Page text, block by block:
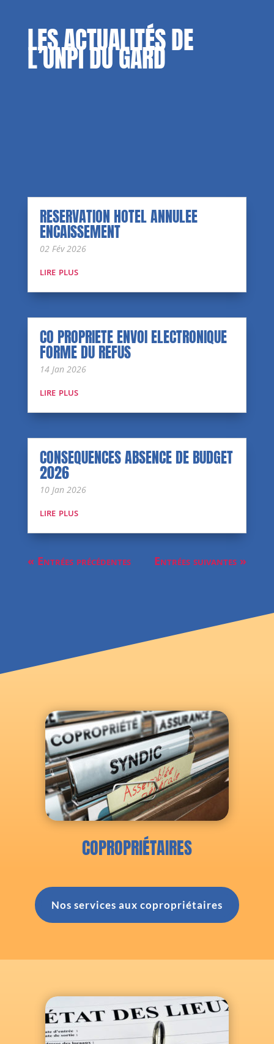
LES ACTUALITÉS DE
L’UNPI DU GARD
RESERVATION HOTEL ANNULEE
ENCAISSEMENT
02 Fév 2026
lire plus
CO PROPRIETE ENVOI ELECTRONIQUE
FORME DU REFUS
14 Jan 2026
lire plus
CONSEQUENCES ABSENCE DE BUDGET
2026
10 Jan 2026
lire plus
« Entrées précédentes Entrées suivantes »
COPROPRIÉTAIRES
Nos services aux copropriétaires